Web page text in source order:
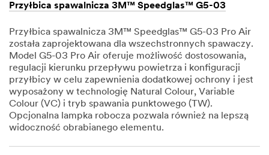
Przyłbica spawalnicza 3M™ Speedglas™ G5-03
Przyłbica spawalnicza 3M™ Speedglas™ G5-03 Pro Air
została zaprojektowana dla wszechstronnych spawaczy.
Model G5-03 Pro Air oferuje możliwość dostosowania,
regulacji kierunku przepływu powietrza i konfiguracji
przyłbicy w celu zapewnienia dodatkowej ochrony i jest
wyposażony w technologię Natural Colour, Variable
Colour (VC) i tryb spawania punktowego (TW).
Opcjonalna lampka robocza pozwala również na lepszą
widoczność obrabianego elementu.
1,